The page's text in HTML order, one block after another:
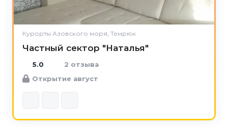
Курорты Азовского моря, Темрюк
Частный сектор "Наталья"
5.0
2 отзыва
Открытие август